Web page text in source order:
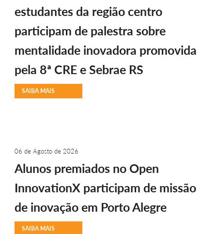
estudantes da região centro
participam de palestra sobre
mentalidade inovadora promovida
pela 8ª CRE e Sebrae RS
SAIBA MAIS
06 de Agosto de 2026
Alunos premiados no Open
InnovationX participam de missão
de inovação em Porto Alegre
SAIBA MAIS